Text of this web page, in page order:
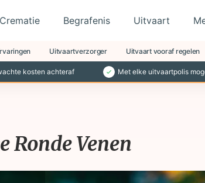
Crematie Begrafenis Uitvaart
Uitvaartverzorger Uitvaart vooraf regelen
kosten achteraf Met elke uitvaartpolis
Ronde Venen